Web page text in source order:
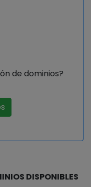
de dominios?
DISPONIBLES